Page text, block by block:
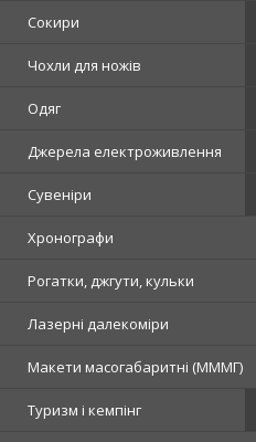
Сокири
Чохли для ножів
Одяг
Джерела електроживлення
Сувеніри
Хронографи
Рогатки, джгути, кульки
Лазерні далекоміри
Макети масогабаритні (МММГ)
Туризм і кемпінг